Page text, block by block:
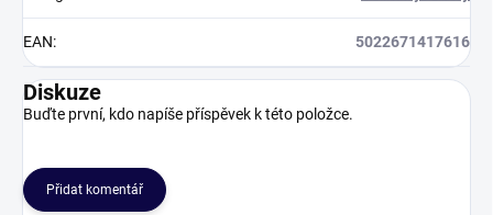
EAN: 5022671417616
Diskuze
Buďte první, kdo napíše příspěvek k této položce.
Přidat komentář